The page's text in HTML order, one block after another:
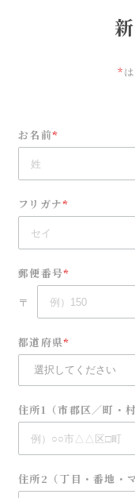
*
お名前*
フリガナ*
郵便番号*
〒
都道府県*
住所1（市郡区／町・村
住所2（丁目・番地・